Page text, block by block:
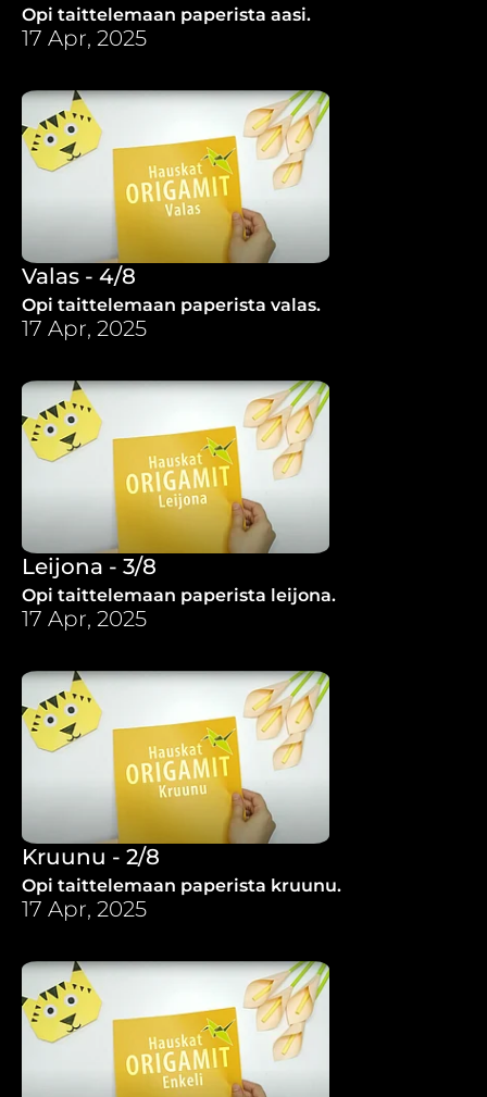
Opi taittelemaan paperista aasi.
17 Apr, 2025
Valas - 4/8
Opi taittelemaan paperista valas.
17 Apr, 2025
Leijona - 3/8
Opi taittelemaan paperista leijona.
17 Apr, 2025
Kruunu - 2/8
Opi taittelemaan paperista kruunu.
17 Apr, 2025